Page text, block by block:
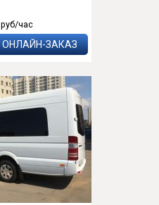
руб/час
ОНЛАЙН-ЗАКАЗ